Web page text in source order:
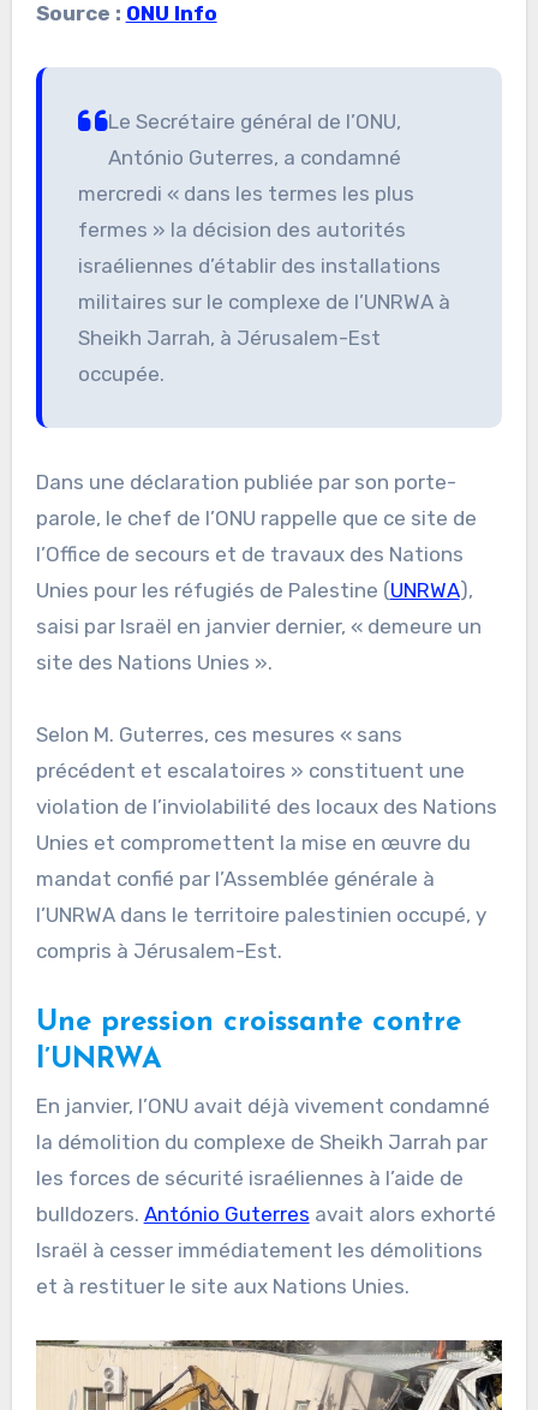
Source : ONU Info
Le Secrétaire général de l’ONU,
António Guterres, a condamné
mercredi « dans les termes les plus
fermes » la décision des autorités
israéliennes d’établir des installations
militaires sur le complexe de l’UNRWA à
Sheikh Jarrah, à Jérusalem-Est
occupée.
Dans une déclaration publiée par son porte-
parole, le chef de l’ONU rappelle que ce site de
l’Office de secours et de travaux des Nations
Unies pour les réfugiés de Palestine (UNRWA),
saisi par Israël en janvier dernier, « demeure un
site des Nations Unies ».
Selon M. Guterres, ces mesures « sans
précédent et escalatoires » constituent une
violation de l’inviolabilité des locaux des Nations
Unies et compromettent la mise en œuvre du
mandat confié par l’Assemblée générale à
l’UNRWA dans le territoire palestinien occupé, y
compris à Jérusalem-Est.
Une pression croissante contre
l’UNRWA
En janvier, l’ONU avait déjà vivement condamné
la démolition du complexe de Sheikh Jarrah par
les forces de sécurité israéliennes à l’aide de
bulldozers. António Guterres avait alors exhorté
Israël à cesser immédiatement les démolitions
et à restituer le site aux Nations Unies.